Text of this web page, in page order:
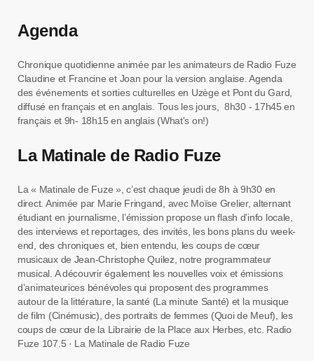
Agenda
Chronique quotidienne animée par les animateurs de Radio Fuze
Claudine et Francine et Joan pour la version anglaise. Agenda
des événements et sorties culturelles en Uzège et Pont du Gard,
diffusé en français et en anglais. Tous les jours, 8h30 - 17h45 en
français et 9h- 18h15 en anglais (What's on!)
La Matinale de Radio Fuze
La « Matinale de Fuze », c’est chaque jeudi de 8h à 9h30 en
direct. Animée par Marie Fringand, avec Moïse Grelier, alternant
étudiant en journalisme, l’émission propose un flash d’info locale,
des interviews et reportages, des invités, les bons plans du week-
end, des chroniques et, bien entendu, les coups de cœur
musicaux de Jean-Christophe Quilez, notre programmateur
musical. A découvrir également les nouvelles voix et émissions
d’animateurices bénévoles qui proposent des programmes
autour de la littérature, la santé (La minute Santé) et la musique
de film (Cinémusic), des portraits de femmes (Quoi de Meuf), les
coups de cœur de la Librairie de la Place aux Herbes, etc. Radio
Fuze 107.5 · La Matinale de Radio Fuze